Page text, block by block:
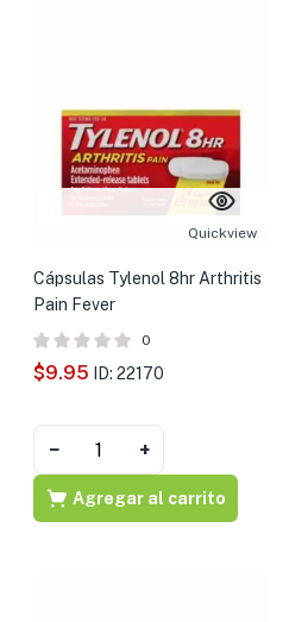
Quickview
Cápsulas Tylenol 8hr Arthritis
Pain Fever
0
$9.95 ID: 22170
− +
Agregar al carrito